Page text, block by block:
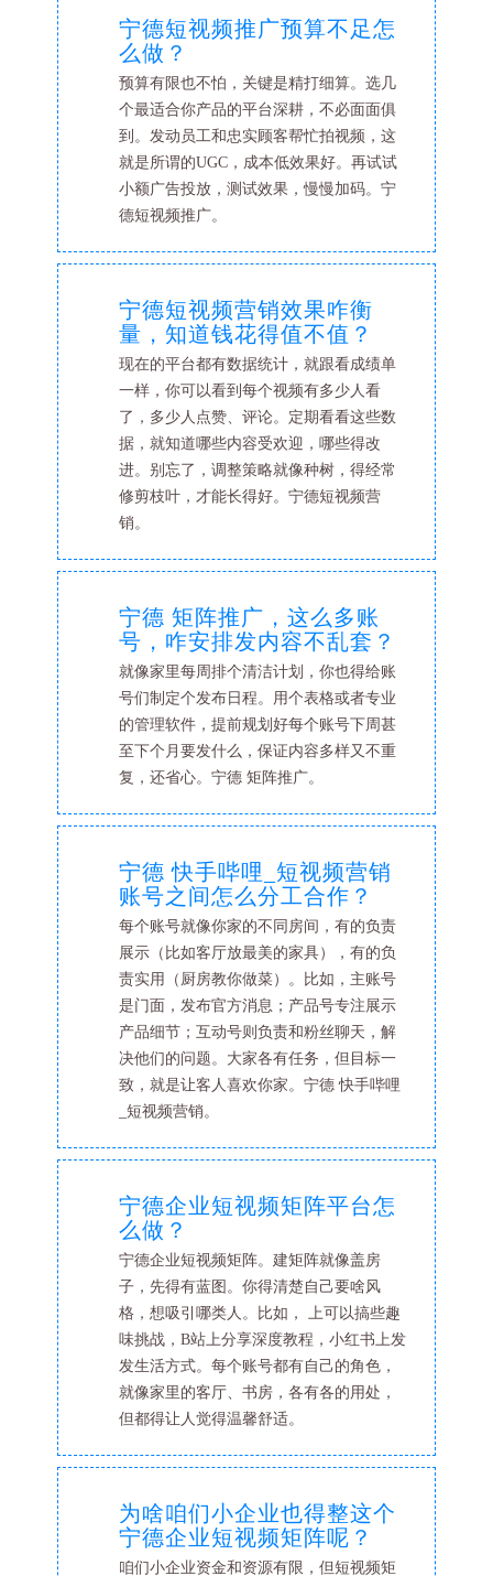
宁德短视频推广预算不足怎
么做？
预算有限也不怕，关键是精打细算。选几
个最适合你产品的平台深耕，不必面面俱
到。发动员工和忠实顾客帮忙拍视频，这
就是所谓的UGC，成本低效果好。再试试
小额广告投放，测试效果，慢慢加码。宁
德短视频推广。
宁德短视频营销效果咋衡
量，知道钱花得值不值？
现在的平台都有数据统计，就跟看成绩单
一样，你可以看到每个视频有多少人看
了，多少人点赞、评论。定期看看这些数
据，就知道哪些内容受欢迎，哪些得改
进。别忘了，调整策略就像种树，得经常
修剪枝叶，才能长得好。宁德短视频营
销。
宁德 矩阵推广，这么多账
号，咋安排发内容不乱套？
就像家里每周排个清洁计划，你也得给账
号们制定个发布日程。用个表格或者专业
的管理软件，提前规划好每个账号下周甚
至下个月要发什么，保证内容多样又不重
复，还省心。宁德 矩阵推广。
宁德 快手哔哩_短视频营销
账号之间怎么分工合作？
每个账号就像你家的不同房间，有的负责
展示（比如客厅放最美的家具），有的负
责实用（厨房教你做菜）。比如，主账号
是门面，发布官方消息；产品号专注展示
产品细节；互动号则负责和粉丝聊天，解
决他们的问题。大家各有任务，但目标一
致，就是让客人喜欢你家。宁德 快手哔哩
_短视频营销。
宁德企业短视频矩阵平台怎
么做？
宁德企业短视频矩阵。建矩阵就像盖房
子，先得有蓝图。你得清楚自己要啥风
格，想吸引哪类人。比如， 上可以搞些趣
味挑战，B站上分享深度教程，小红书上发
发生活方式。每个账号都有自己的角色，
就像家里的客厅、书房，各有各的用处，
但都得让人觉得温馨舒适。
为啥咱们小企业也得整这个
宁德企业短视频矩阵呢？
咱们小企业资金和资源有限，但短视频矩